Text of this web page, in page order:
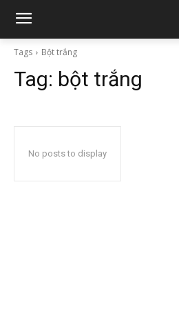
Tags Bột trắng
Tag: bột trắng
No posts to display